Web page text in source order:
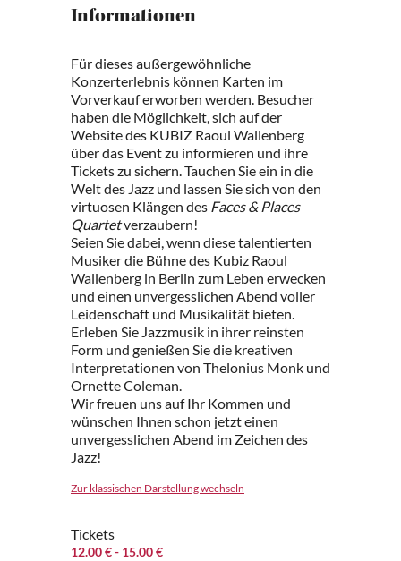
Informationen
Für dieses außergewöhnliche
Konzerterlebnis können Karten im
Vorverkauf erworben werden. Besucher
haben die Möglichkeit, sich auf der
Website des KUBIZ Raoul Wallenberg
über das Event zu informieren und ihre
Tickets zu sichern. Tauchen Sie ein in die
Welt des Jazz und lassen Sie sich von den
virtuosen Klängen des Faces & Places
Quartetverzaubern!
Seien Sie dabei, wenn diese talentierten
Musiker die Bühne des Kubiz Raoul
Wallenberg in Berlin zum Leben erwecken
und einen unvergesslichen Abend voller
Leidenschaft und Musikalität bieten.
Erleben Sie Jazzmusik in ihrer reinsten
Form und genießen Sie die kreativen
Interpretationen von Thelonius Monk und
Ornette Coleman.
Wir freuen uns auf Ihr Kommen und
wünschen Ihnen schon jetzt einen
unvergesslichen Abend im Zeichen des
Jazz!
Zur klassischen Darstellung wechseln
Tickets
12.00 €- 15.00 €